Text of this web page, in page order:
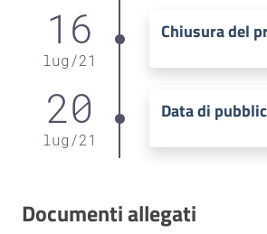
16
lug /21
Chiusura del
20
lug /21
Data di
Documenti allegati